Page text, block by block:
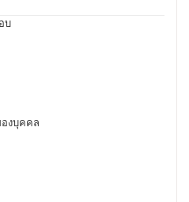
บ
งบุคคล